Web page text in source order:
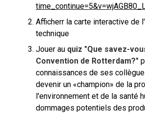
Afficherr la carte interactive de
technique
Jouer au quiz "Que savez-
Convention de Rotterdam?"
connaissances de ses
devenir un «champion» de la
l'environnement et de la santé
dommages potentiels des